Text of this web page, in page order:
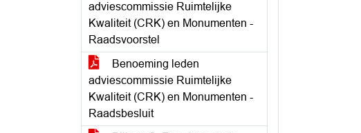
adviescommissie Ruimtelijke
Kwaliteit (CRK) en Monumenten -
Raadsvoorstel
Benoeming leden
adviescommissie Ruimtelijke
Kwaliteit (CRK) en Monumenten -
Raadsbesluit